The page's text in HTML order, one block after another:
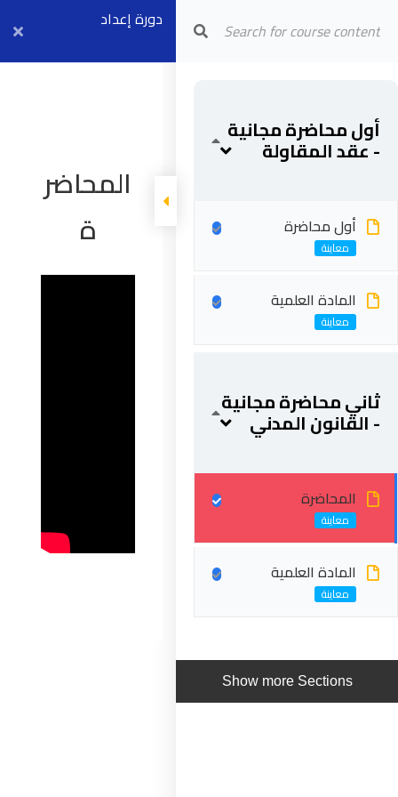
Arab Center for Arbitration
دورة إعداد
مهندسي العقود
أول محاضرة مجانية
- عقد المقاولة
أول محاضرة
المادة العلمية
ثاني محاضرة مجانية
- القانون المدني
المحاضرة
المادة العلمية
Show more Sections
المحاضر
ة
5 شارع 278 – المعادي الجديدة – القاهرة – جمهورية مصر
العربية